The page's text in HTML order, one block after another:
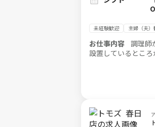
未経験歓迎 主婦（夫）
お仕事内容 調理師
設置しているとこ